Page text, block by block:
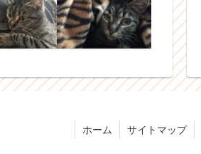
ホーム サイトマップ